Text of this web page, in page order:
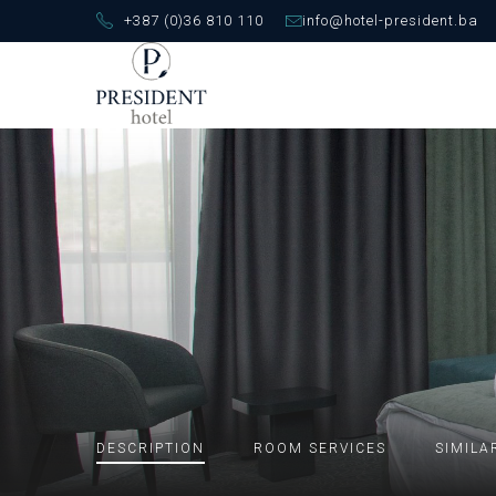
+387 (0)36 810 110 info@hotel-president.ba
DESCRIPTION ROOM SERVICES